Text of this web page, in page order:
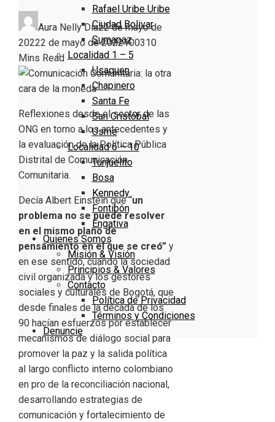
Rafael Uribe Uribe
Ciudad Bolivar
Sumapaz
Localidad 1 – 5
Usaquen
Chapinero
Santa Fe
San Cristóbal
Usme
Localidad 6 – 10
Tunjuelito
Bosa
Kennedy
Fontibón
Engativa
Quienes Somos
Misión & Visión
Principios & Valores
Contacto
Política de Privacidad
Términos y Condiciones
Denuncie
Aura Nelly Díaz2 de mayo de
20222 de mayo de 2022100310
Mins Read
Reflexiones desde el sector de las
ONG en torno a los antecedentes y
la evaluación de la Política Pública
Distrital de Comunicación
Comunitaria.
Decía Albert Einstein que “un
problema no se puede resolver
en el mismo plano de
pensamiento en el que se creó”y
en ese sentido, cuando la sociedad
civil organizada y los gestores
sociales y culturales de Bogotá, que
desde finales de la década de los
90 hacían esfuerzos por establecer
mecanismos de diálogo social para
promover la paz y la salida política
al largo conflicto interno colombiano
en pro de la reconciliación nacional,
desarrollando estrategias de
comunicación y fortalecimiento de